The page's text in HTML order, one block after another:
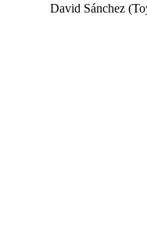
David Sánchez